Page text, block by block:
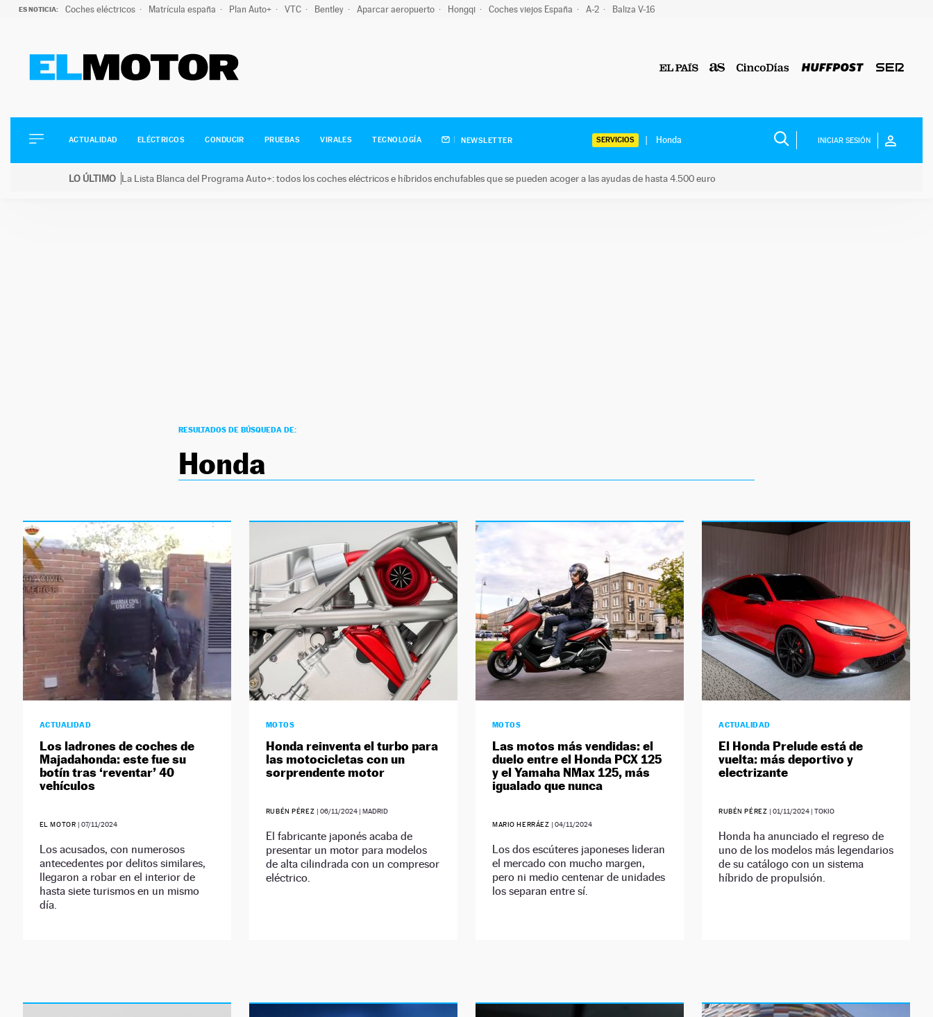
ES NOTICIA: Coches eléctricos Matrícula españa Plan Auto+ VTC Bentley Aparcar aeropuerto Hongqi Coches viejos España A-2 Baliza V-16
ELÉCTRICOS
CONDUCIR
ACTUALIDAD ELÉCTRICOS CONDUCIR PRUEBAS VIRALES TECNOLOGÍA NEWSLETTER SERVICIOS INICIAR SESIÓN
LO ÚLTIMO La Lista Blanca del Programa Auto+: todos los coches eléctricos e híbridos enchufables que se pueden acoger a las ayudas de hasta 4.500 euro
RESULTADOS DE BÚSQUEDA DE:
Honda
ACTUALIDAD
Los ladrones de coches de
Majadahonda: este fue su
botín tras ‘reventar’ 40
vehículos
EL MOTOR | 07/11/2024
Los acusados, con numerosos
antecedentes por delitos similares,
llegaron a robar en el interior de
hasta siete turismos en un mismo
día.
MOTOS
Honda reinventa el turbo para
las motocicletas con un
sorprendente motor
RUBÉN PÉREZ | 06/11/2024| MADRID
El fabricante japonés acaba de
presentar un motor para modelos
de alta cilindrada con un compresor
eléctrico.
MOTOS
Las motos más vendidas: el
duelo entre el Honda PCX 125
y el Yamaha NMax 125, más
igualado que nunca
MARIO HERRÁEZ | 04/11/2024
Los dos escúteres japoneses lideran
el mercado con mucho margen,
pero ni medio centenar de unidades
los separan entre sí.
ACTUALIDAD
El Honda Prelude está de
vuelta: más deportivo y
electrizante
RUBÉN PÉREZ | 01/11/2024| TOKIO
Honda ha anunciado el regreso de
uno de los modelos más legendarios
de su catálogo con un sistema
híbrido de propulsión.